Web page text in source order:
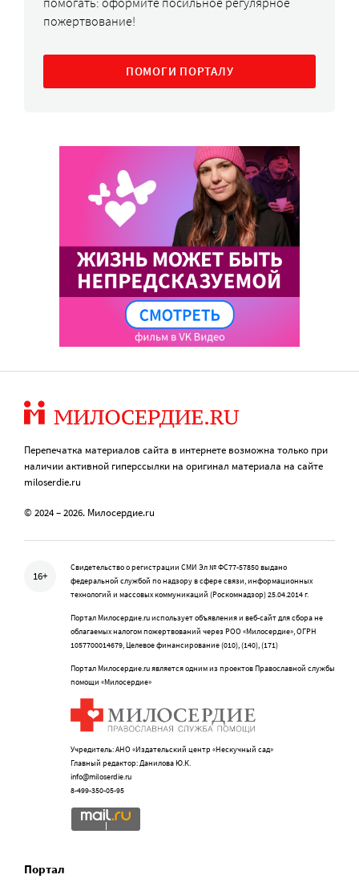
пожертвование!
ПОМОГИ ПОРТАЛУ
Перепечатка материалов сайта в интернете возможна только при
наличии активной гиперссылки на оригинал материала на сайте
miloserdie.ru
© 2024 – 2026. Милосердие.ru
16+
Свидетельство о регистрации СМИ Эл № ФС77-57850 выдано
федеральной службой по надзору в сфере связи, информационных
технологий и массовых коммуникаций (Роскомнадзор) 25.04.2014 г.
Портал Милосердие.ru использует объявления и веб-сайт для сбора не
облагаемых налогом пожертвований через РОО «Милосердие», ОГРН
1057700014679, Целевое финансирование (010), (140), (171)
Портал Милосердие.ru является одним из проектов Православной службы
помощи «Милосердие»
Учредитель: АНО «Издательский центр «Нескучный сад»
Главный редактор: Данилова Ю.К.
info@miloserdie.ru
8-499-350-05-95
Портал